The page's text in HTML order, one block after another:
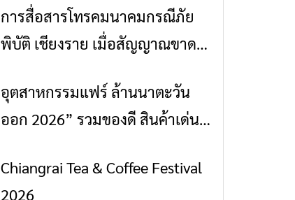
ข่าวเชียงราย
การสื่อสารโทรคมนาคมกรณีภัย
พิบัติ เชียงราย เมื่อสัญญาณขาด
ข่าวเชียงราย
อุตสาหกรรมแฟร์ ล้านนาตะวัน
ออก 2026” รวมของดี สินค้าเด่น
เชียงราย พะเยา แพร่ และน่าน
ข่าวเชียงราย
Chiangrai Tea & Coffee Festival
2026